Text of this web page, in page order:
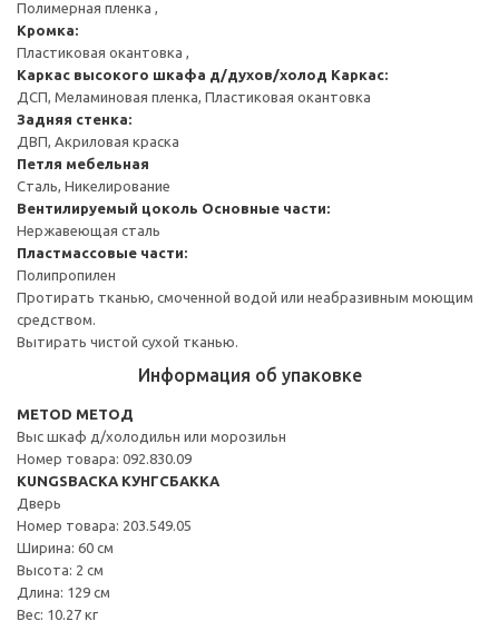
Полимерная пленка ,
Кромка:
Пластиковая окантовка ,
Каркас высокого шкафа д/духов/холод Каркас:
ДСП, Меламиновая пленка, Пластиковая окантовка
Задняя стенка:
ДВП, Акриловая краска
Петля мебельная
Сталь, Никелирование
Вентилируемый цоколь Основные части:
Нержавеющая сталь
Пластмассовые части:
Полипропилен
Протирать тканью, смоченной водой или неабразивным моющим
средством.
Вытирать чистой сухой тканью.
Информация об упаковке
METOD МЕТОД
Выс шкаф д/холодильн или морозильн
Номер товара: 092.830.09
KUNGSBACKA КУНГСБАККА
Дверь
Номер товара: 203.549.05
Ширина: 60 см
Высота: 2 см
Длина: 129 см
Вес: 10.27 кг